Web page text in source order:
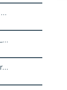
L’alternance pour tous : Cap Emploi 92 et Seine Ouest Entreprise et Emploi mobilisés à Boulogne-Billancourt
Transition Écologique : Les Cap Emploi 75,92 et 93 s’engagent pour un Numérique Responsable
Recrutement des seniors : Un levier de transformation pour les ETI franciliennes